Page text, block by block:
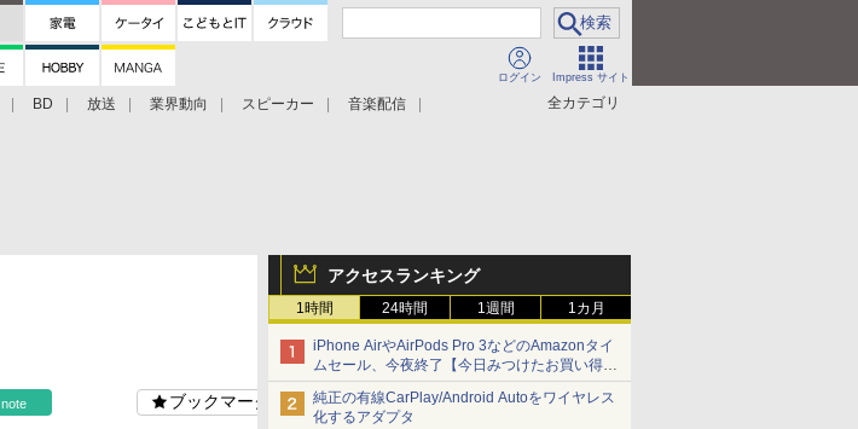
ログイン Impress サイト
全カテゴリ
BD 放送 業界動向 スピーカー
音楽配信
アクセスランキング
1時間 24時間 1週間 1カ月
iPhone AirやAirPods Pro 3などのAmazonタイ
ムセール、今夜終了【今日みつけたお買い得
品】
純正の有線CarPlay/Android Autoをワイヤレス
化するアダプタ
note ブックマーク